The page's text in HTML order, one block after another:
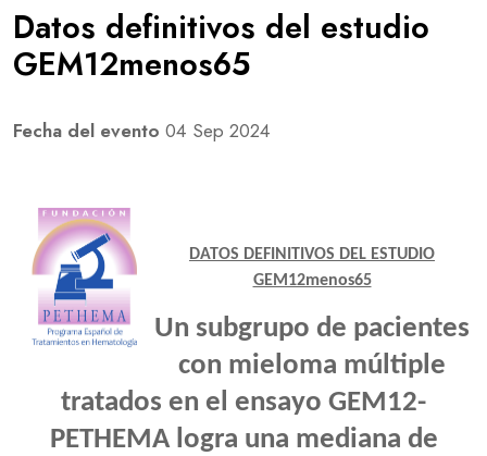
Datos definitivos del estudio
GEM12menos65
Fecha del evento 04 Sep 2024
DATOS DEFINITIVOS DEL ESTUDIO
GEM12menos65
Un subgrupo de pacientes
con mieloma múltiple
tratados en el ensayo GEM12-
PETHEMA logra una mediana de